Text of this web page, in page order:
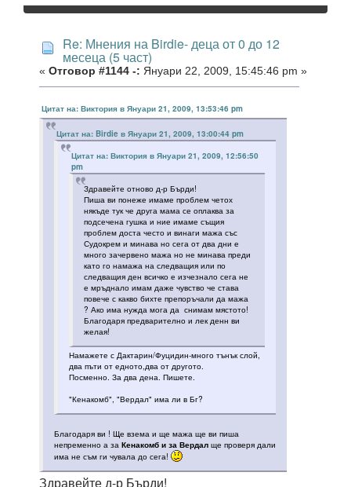
Re: Мнения на Birdie- деца от 0 до 12
месеца (5 част)
« Отговор #1144 -: Януари 22, 2009, 15:45:46 pm »
Цитат на: Виктория в Януари 21, 2009, 13:53:46 pm
Цитат на: Birdie в Януари 21, 2009, 13:00:44 pm
Цитат на: Виктория в Януари 21, 2009, 12:56:50
pm
Здравейте отново д-р Бърди!
Пиша ви понеже имаме проблем четох
някъде тук че друга мама се оплаква за
подсечена гушка и ние имаме същия
проблем доста често и винаги мажа със
Судокрем и минава но сега от два дни е
много зачервено мажа но не минава преди
като го намажа на следващия или по
следващия ден всичко е изчезнало сега не
е мръднало имам даже чувство че става
повече с какво бихте препоръчали да мажа
? Ако има нужда мога да снимам мястото!
Благодаря предварително и лек денн ви
желая!
Намажете с Дактарин/Фуцидин-много тънък слой,
два пъти от едното,два от другото.
Посменно. За два дена. Пишете.
"Кенакомб", "Вердал" има ли в Бг?
Благодаря ви ! Ще взема и ще мажа ще ви пиша
непременно а за Кенакомб и за Вердал ще проверя дали
има не съм ги чувала до сега!
Здравейте д-р Бърди!